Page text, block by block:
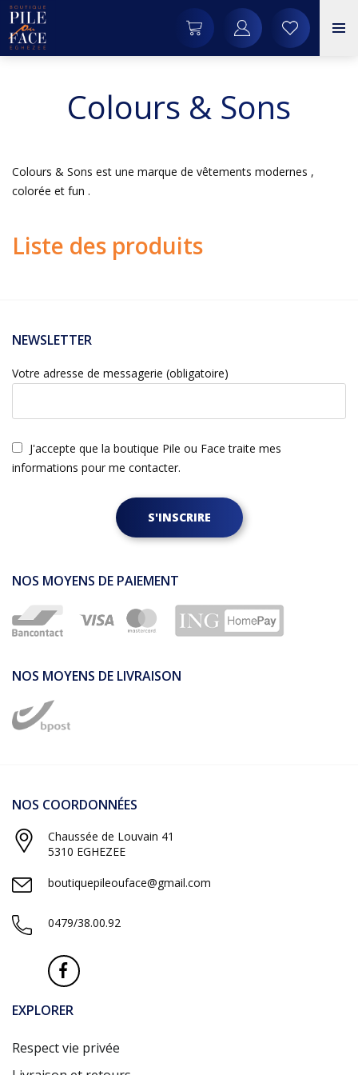
Colours & Sons
Colours & Sons est une marque de vêtements modernes ,
colorée et fun .
Liste des produits
NEWSLETTER
Votre adresse de messagerie (obligatoire)
J'accepte que la boutique Pile ou Face traite mes
informations pour me contacter.
S'INSCRIRE
NOS MOYENS DE PAIEMENT
NOS MOYENS DE LIVRAISON
NOS COORDONNÉES
Chaussée de Louvain 41
5310 EGHEZEE
boutiquepileouface@gmail.com
0479/38.00.92
EXPLORER
Respect vie privée